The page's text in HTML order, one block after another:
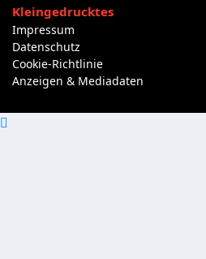
Kleingedrucktes
Impressum
Datenschutz
Cookie-Richtlinie
Anzeigen & Mediadaten